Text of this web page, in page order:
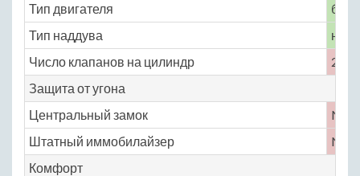
Тип двигателя
Тип наддува
нет
Число клапанов на цилиндр
2
Защита от угона
Центральный замок
No
Штатный иммобилайзер
No
Комфорт